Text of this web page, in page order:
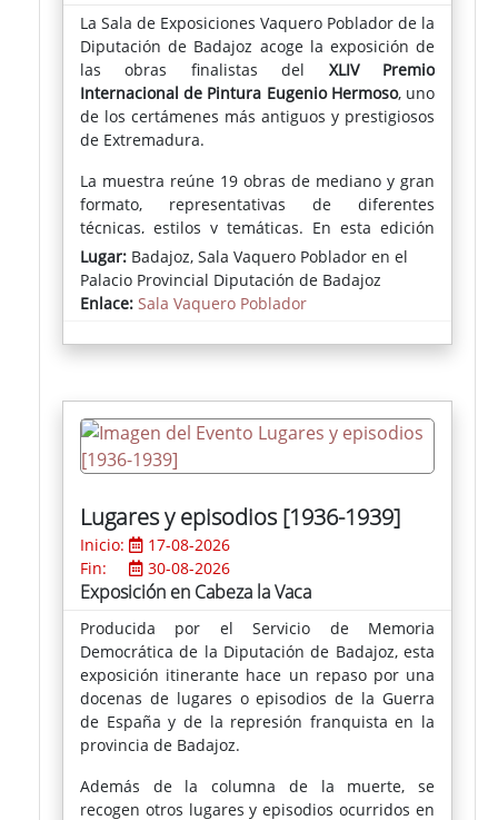
La Sala de Exposiciones Vaquero Poblador de la
Diputación de Badajoz acoge la exposición de
las obras finalistas del XLIV Premio
Internacional de Pintura Eugenio Hermoso, uno
de los certámenes más antiguos y prestigiosos
de Extremadura.
La muestra reúne 19 obras de mediano y gran
formato, representativas de diferentes
técnicas, estilos y temáticas. En esta edición
han participado 195 artistas en la fase de
selección previa, la cifra más alta registrada
hasta la fecha.
Martínez, que pasarán a formar parte de la
colección de arte del Museo de Arte
Contemporáneo de Fregenal de la Sierra.
Lugar: Badajoz, Sala Vaquero Poblador en el
Palacio Provincial Diputación de Badajoz
Enlace: Sala Vaquero Poblador
Lugares y episodios [1936-1939]
Inicio:
17-08-2026
Fin:
30-08-2026
Exposición en Cabeza la Vaca
Producida por el Servicio de Memoria
Democrática de la Diputación de Badajoz, esta
exposición itinerante hace un repaso por una
docenas de lugares o episodios de la Guerra
de España y de la represión franquista en la
provincia de Badajoz.
Además de la columna de la muerte, se
recogen otros lugares y episodios ocurridos en